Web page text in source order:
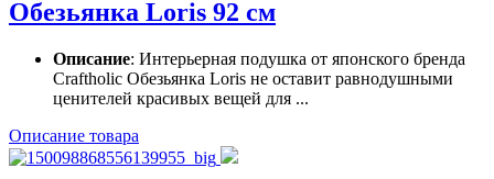
Обезьянка Loris 92 см
Описание: Интерьерная подушка от японского бренда
Craftholic Обезьянка Loris не оставит равнодушными
ценителей красивых вещей для ...
Описание товара